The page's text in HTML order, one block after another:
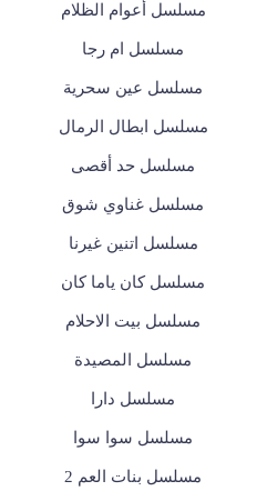
مسلسل أعوام الظلام
مسلسل ام رجا
مسلسل عين سحرية
مسلسل ابطال الرمال
مسلسل حد أقصى
مسلسل غناوي شوق
مسلسل اتنين غيرنا
مسلسل كان ياما كان
مسلسل بيت الاحلام
مسلسل المصيدة
مسلسل دارا
مسلسل سوا سوا
مسلسل بنات العم 2